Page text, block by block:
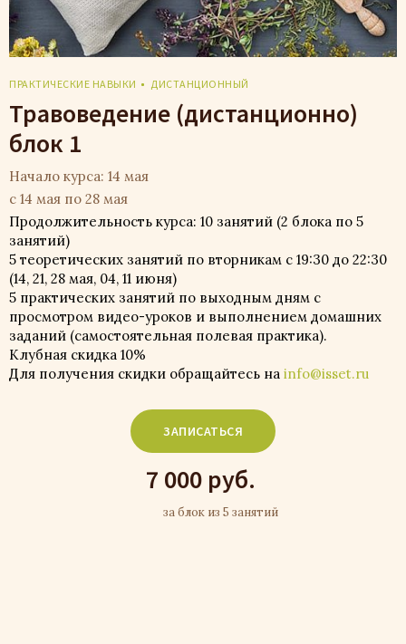
ПРАКТИЧЕСКИЕ НАВЫКИ ДИСТАНЦИОННЫЙ
Травоведение (дистанционно)
блок 1
Начало курса: 14 мая
с 14 мая по 28 мая
ЗАПИСАТЬСЯ
7 000 руб.
за блок из 5 занятий
Продолжительность курса: 10 занятий (2 блока по 5
занятий)
5 теоретических занятий по вторникам с 19:30 до 22:30
(14, 21, 28 мая, 04, 11 июня)
5 практических занятий по выходным дням с
просмотром видео-уроков и выполнением домашних
заданий (самостоятельная полевая практика).
Клубная скидка 10%
Для получения скидки обращайтесь на info@isset.ru